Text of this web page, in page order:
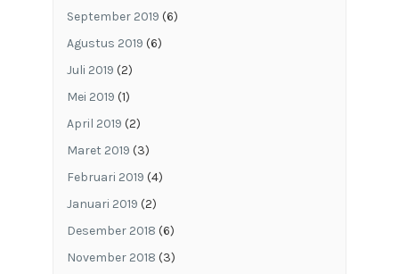
September 2019 (6)
Agustus 2019 (6)
Juli 2019 (2)
Mei 2019 (1)
April 2019 (2)
Maret 2019 (3)
Februari 2019 (4)
Januari 2019 (2)
Desember 2018 (6)
November 2018 (3)